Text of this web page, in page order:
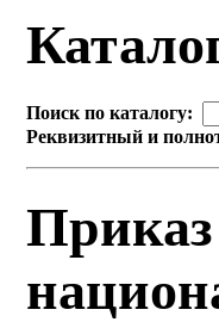
Поиск по каталогу:
Реквизитный и